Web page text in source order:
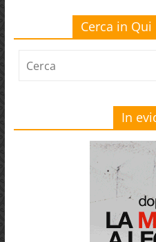
Cerca in Qui
In